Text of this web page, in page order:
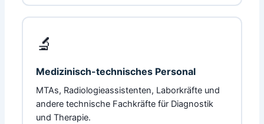
🔬
Medizinisch-technisches Personal
MTAs, Radiologieassistenten, Laborkräfte und
andere technische Fachkräfte für Diagnostik
und Therapie.